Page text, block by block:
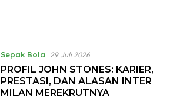
Sepak Bola 29 Juli 2026
PROFIL JOHN STONES: KARIER,
PRESTASI, DAN ALASAN INTER
MILAN MEREKRUTNYA